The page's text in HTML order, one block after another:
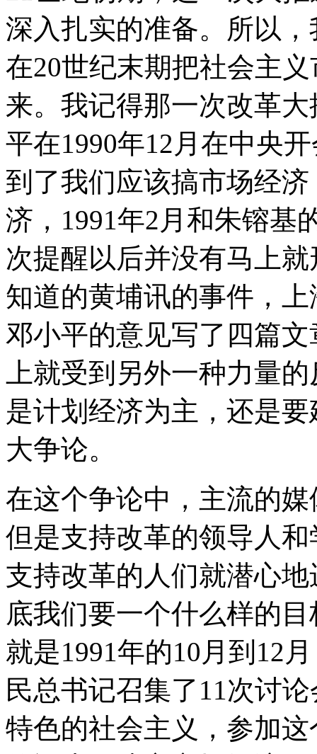
深入扎实的准备。所以
在20世纪末期把社会主
来。我记得那一次改革
平在1990年12月在中央
到了我们应该搞市场经
济，1991年2月和朱镕基
次提醒以后并没有马上
知道的黄埔讯的事件，
邓小平的意见写了四篇
上就受到另外一种力量
是计划经济为主，还是
大争论。
在这个争论中，主流的
但是支持改革的领导人
支持改革的人们就潜心
底我们要一个什么样的
就是1991年的10月到12
民总书记召集了11次讨
特色的社会主义，参加